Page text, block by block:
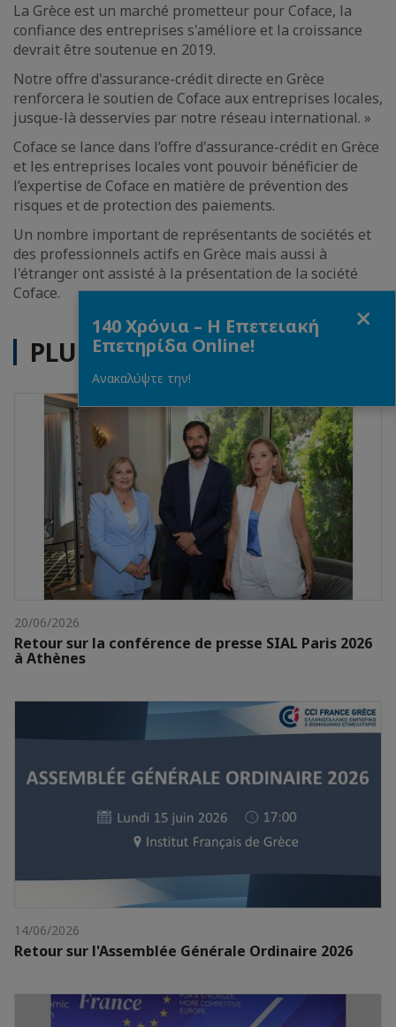
La Grèce est un marché prometteur pour Coface, la
confiance des entreprises s'améliore et la croissance
devrait être soutenue en 2019.
Notre offre d'assurance-crédit directe en Grèce
renforcera le soutien de Coface aux entreprises locales,
jusque-là desservies par notre réseau international. »
Coface se lance dans l’offre d'assurance-crédit en Grèce
et les entreprises locales vont pouvoir bénéficier de
l’expertise de Coface en matière de prévention des
risques et de protection des paiements.
Un nombre important de représentants de sociétés et
des professionnels actifs en Grèce mais aussi à
l'étranger ont assisté à la présentation de la société
Coface.
PLUS D'ACTUALITÉS
20/06/2026
Retour sur la conférence de presse SIAL Paris 2026
à Athènes
14/06/2026
Retour sur l'Assemblée Générale Ordinaire 2026
140 Χρόνια – Η Επετειακή
Επετηρίδα Online!
Ανακαλύψτε την!